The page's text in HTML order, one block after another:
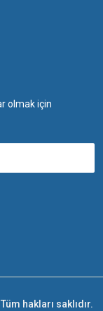
olmak için
hakları saklıdır.